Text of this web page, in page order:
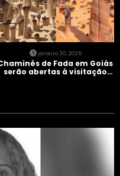
janeiro 30, 2026
de Fada em Goiás
serão abertas à visitação